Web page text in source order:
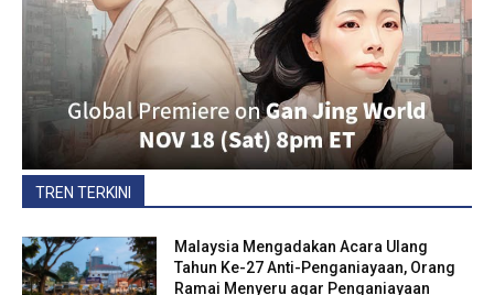
TREN TERKINI
Malaysia Mengadakan Acara Ulang
Tahun Ke-27 Anti-Penganiayaan, Orang
Ramai Menyeru agar Penganiayaan